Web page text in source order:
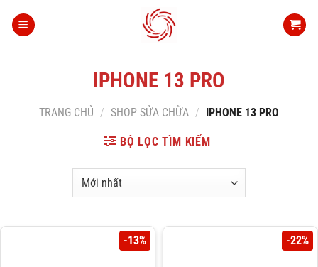
qua
IPHONE 13 PRO
TRANG CHỦ / SHOP SỬA CHỮA / IPHONE 13 PRO
BỘ LỌC TÌM KIẾM
-13% -22%